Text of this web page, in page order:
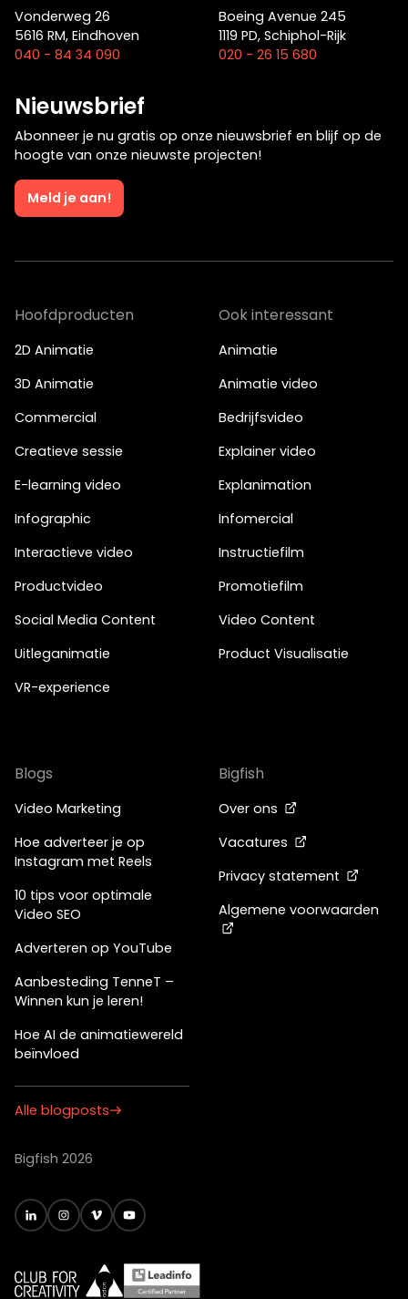
Vonderweg 26
5616 RM, Eindhoven
040 - 84 34 090
Boeing Avenue 245
1119 PD, Schiphol-Rijk
020 - 26 15 680
Nieuwsbrief
Abonneer je nu gratis op onze nieuwsbrief en blijf op de
hoogte van onze nieuwste projecten!
Meld je aan!
Hoofdproducten
2D Animatie
3D Animatie
Commercial
Creatieve sessie
E-learning video
Infographic
Interactieve video
Productvideo
Social Media Content
Uitleganimatie
VR-experience
Ook interessant
Animatie
Animatie video
Bedrijfsvideo
Explainer video
Explanimation
Infomercial
Instructiefilm
Promotiefilm
Video Content
Product Visualisatie
Blogs
Video Marketing
Hoe adverteer je op
Instagram met Reels
10 tips voor optimale
Video SEO
Adverteren op YouTube
Aanbesteding TenneT –
Winnen kun je leren!
Hoe AI de animatiewereld
beïnvloed
Alle blogposts
Bigfish
Over ons
Vacatures
Privacy statement
Algemene voorwaarden
Bigfish 2026